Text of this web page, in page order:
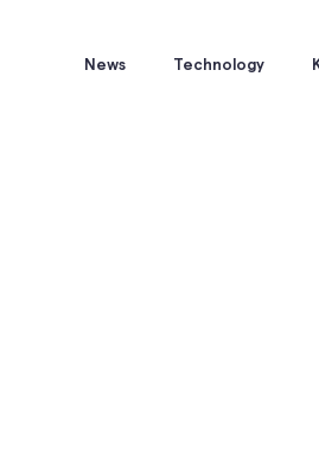
News Technology